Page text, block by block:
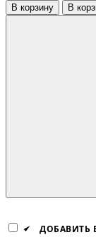
В корзину В
ДОБАВИТЬ